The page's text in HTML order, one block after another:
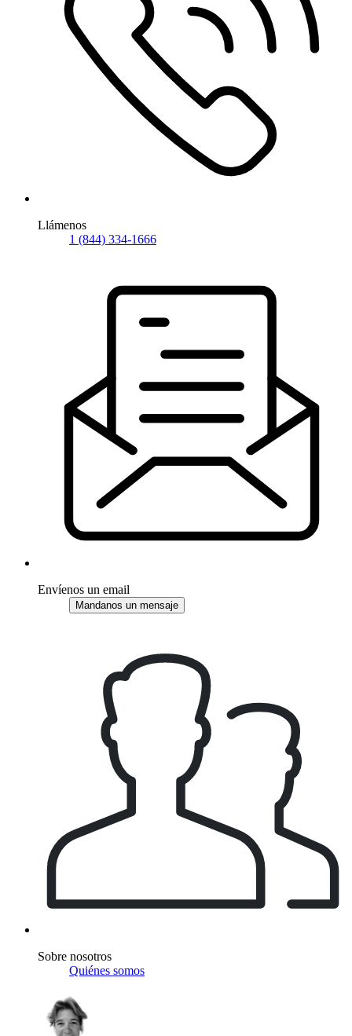
Llámenos
1 (844) 334-1666
Envíenos un email
Mandanos un mensaje
Sobre nosotros
Quiénes somos